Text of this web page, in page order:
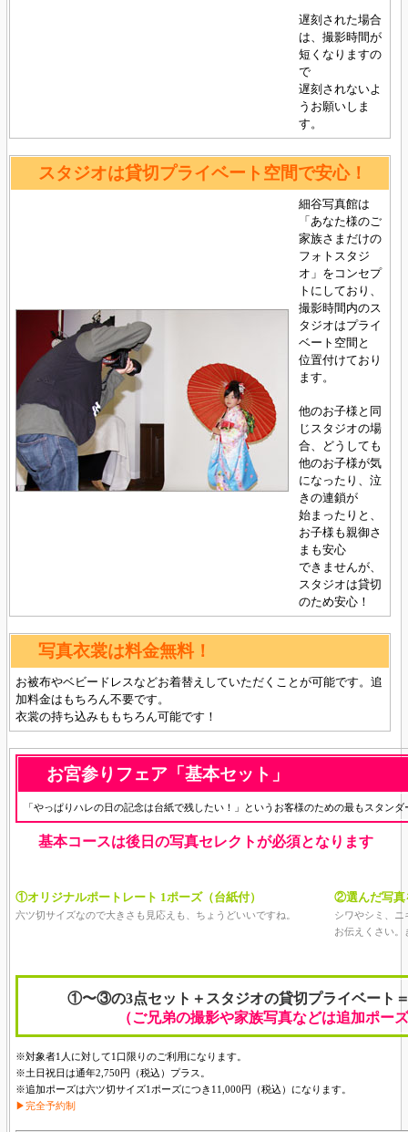
遅刻された場合
は、撮影時間が
短くなりますの
で
遅刻されないよ
うお願いしま
す。
スタジオは貸切プライベート空間で安心！
細谷写真館は
「あなた様のご
家族さまだけの
フォトスタジ
オ」をコンセプ
トにしており、
撮影時間内のス
タジオはプライ
ベート空間と
位置付けており
ます。
他のお子様と同
じスタジオの場
合、どうしても
他のお子様が気
になったり、泣
きの連鎖が
始まったりと、
お子様も親御さ
まも安心
できませんが、
スタジオは貸切
のため安心！
写真衣裳は料金無料！
お被布やベビードレスなどお着替えしていただくことが可能です。追
加料金はもちろん不要です。
衣裳の持ち込みももちろん可能です！
お宮参りフェア「 基本セット 」
「やっぱりハレの日の記念は台紙で残したい！」というお客様のための最もスタン
基本コースは後日の写真セレクトが必須となります
①オリジナルポートレート 1ポーズ（台紙付）
六ツ切サイズなので大きさも見応えも、ちょうどいいですね。
②選んだ写真
シワやシミ、ニ
お伝えくさい。
①〜③の3点セット＋スタジオの貸切プライベート
（ご兄弟の撮影や家族写真などは追加ポー
※対象者1人に対して1口限りのご利用になります。
※土日祝日は通年2,750円（税込）
プラス。
※追加ポーズは六ツ切サイズ1ポーズにつき11,000円（税込）になります。
▶完全予約制